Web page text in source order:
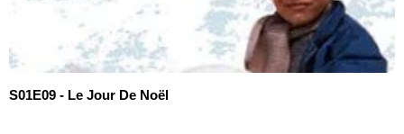
S01E09 - Le Jour De Noël